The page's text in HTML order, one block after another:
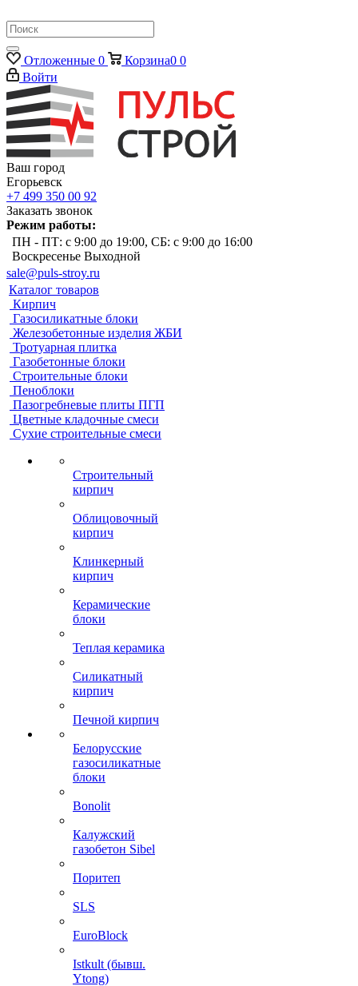
Отложенные 0 Корзина0 0
Войти
Ваш город
Егорьевск
+7 499 350 00 92
Заказать звонок
Режим работы:
ПН - ПТ: с 9:00 до 19:00, СБ: с 9:00 до 16:00
Воскресенье Выходной
sale@puls-stroy.ru
Каталог товаров
Кирпич
Газосиликатные блоки
Железобетонные изделия ЖБИ
Тротуарная плитка
Газобетонные блоки
Строительные блоки
Пеноблоки
Пазогребневые плиты ПГП
Цветные кладочные смеси
Сухие строительные смеси
Строительный
кирпич
Облицовочный
кирпич
Клинкерный
кирпич
Керамические
блоки
Теплая керамика
Силикатный
кирпич
Печной кирпич
Белорусские
газосиликатные
блоки
Bonolit
Калужский
газобетон Sibel
Поритеп
SLS
EuroBlock
Istkult (бывш.
Ytong)